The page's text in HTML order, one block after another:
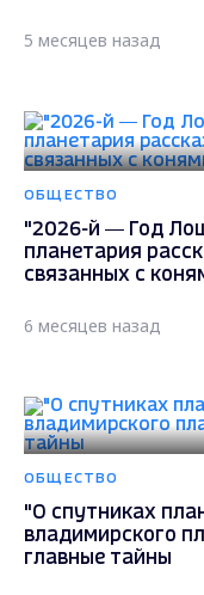
5 месяцев назад
ОБЩЕСТВО
"2026-й — Год
планетария
связанных с
6 месяцев назад
ОБЩЕСТВО
"О спутниках
владимирского
главные тайны